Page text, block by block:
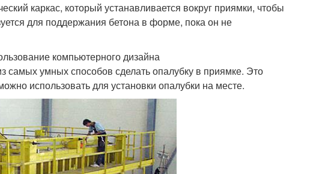
каркас, который устанавливается вокруг приямки, чтобы
для поддержания бетона в форме, пока он не
компьютерного дизайна
самых умных способов сделать опалубку в приямке. Это
использовать для установки опалубки на месте.